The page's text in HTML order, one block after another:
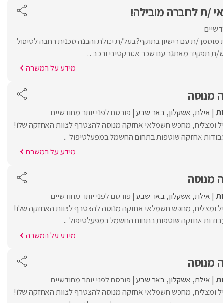
/ת לחברה מובילה!
ת עם רישיון בתוקף?בעל/ת יכולת והבנה טכנית רחבה לטיפול
ת תפקיד מאתגר עם שכר אטרקטיבי ורכב ...
מידע על המשרה
מנוסה
אילת אשקלון באר שבע פורסם לפני יותר מחודשיים
ומצליח, מחפש חשמלאי אחזקה מנוסה להצטרף לצוות האחזקה שלו!
אחזקה שוטפות בתחום החשמל במפעלטיפול ...
מידע על המשרה
מנוסה
אילת אשקלון באר שבע פורסם לפני יותר מחודשיים
ומצליח, מחפש חשמלאי אחזקה מנוסה להצטרף לצוות האחזקה שלו!
אחזקה שוטפות בתחום החשמל במפעלטיפול ...
מידע על המשרה
מנוסה
אילת אשקלון באר שבע פורסם לפני יותר מחודשיים
ומצליח, מחפש חשמלאי אחזקה מנוסה להצטרף לצוות האחזקה שלו!